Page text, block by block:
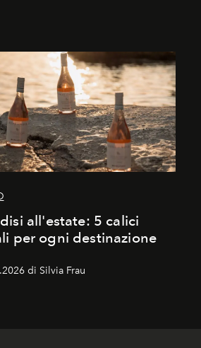
all'estate: 5 calici
per ogni destinazione
di Silvia Frau